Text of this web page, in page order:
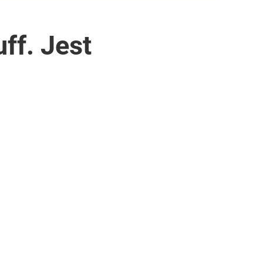
Jest